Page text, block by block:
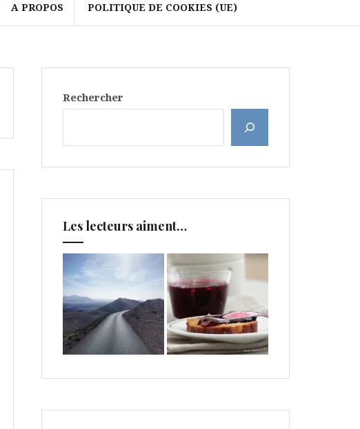
A PROPOS POLITIQUE DE COOKIES (UE)
Rechercher
Les lecteurs aiment…